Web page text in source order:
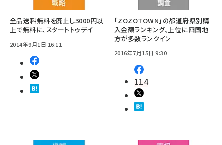
全品送料無料を廃止し3000円以
上で無料に、スタートトゥデイ
2014年9月1日 16:11
「ZOZOTOWN」の都道府県別購
入金額ランキング、上位に四国地
方が多数ランクイン
2016年7月15日 9:30
114